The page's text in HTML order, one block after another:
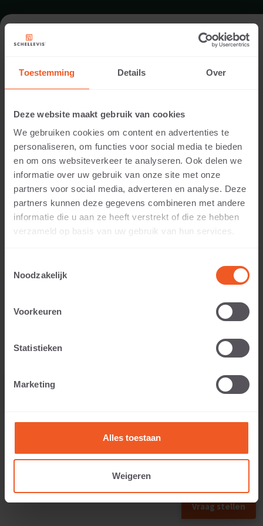
Toestemming Details Over
Deze website maakt gebruik van cookies
We gebruiken cookies om content en advertenties te
personaliseren, om functies voor social media te bieden
en om ons websiteverkeer te analyseren. Ook delen we
informatie over uw gebruik van onze site met onze
partners voor social media, adverteren en analyse. Deze
partners kunnen deze gegevens combineren met andere
informatie die u aan ze heeft verstrekt of die ze hebben
verzameld op basis van uw gebruik van hun services.
Noodzakelijk
Voorkeuren
Statistieken
Marketing
Alles toestaan
Weigeren
OPENBARE RUIMTE IN ENSCHEDE
Architect:
Locatie:
Enschede
Toepassing:
Openbare ruimte
Producten:
Opsluiting 100x50x5 Grijs
Tegel 60x60x5 Grijs
Grijze opsluitingen en tegels van Schellevis ®zorgen
Vraag stellen